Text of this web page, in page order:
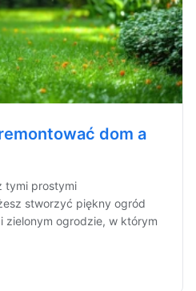
dom a
tymi prostymi
stworzyć piękny ogród
zielonym ogrodzie, w którym